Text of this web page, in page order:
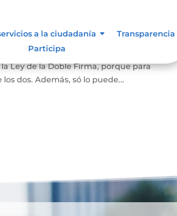
a la ciudadanía
Transparencia
Participa
la pareja casada o en unión marital
Ley de la Doble Firma, porque para
dos. Además, só lo puede...